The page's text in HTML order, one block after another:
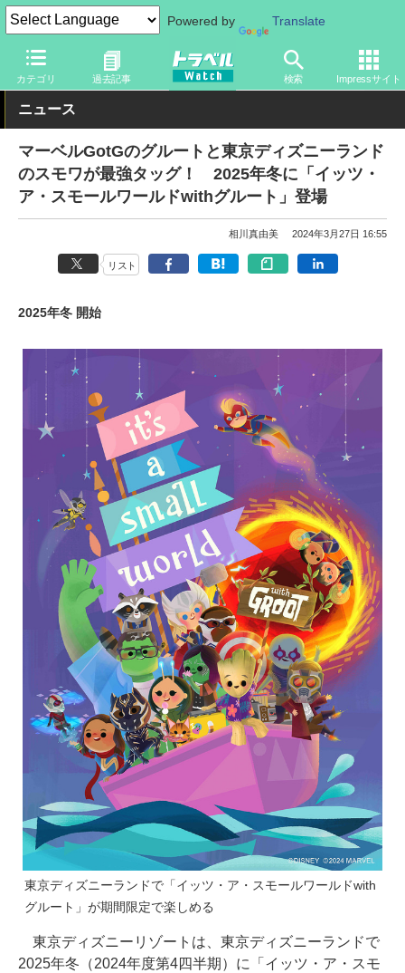
Powered by Translate
カテゴリ 過去記事 検索 Impressサイト
トラベル Watch 旅の情報 観光地 ディズニーリゾート
ニュース
マーベルGotGのグルートと東京ディズニーランド
のスモワが最強タッグ！ 2025年冬に「イッツ・
ア・スモールワールドwithグルート」登場
相川真由美 2024年3月27日 16:55
リスト
2025年冬 開始
東京ディズニーランドで「イッツ・ア・スモールワールドwith
グルート」が期間限定で楽しめる
東京ディズニーリゾートは、東京ディズニーランドで
2025年冬（2024年度第4四半期）に「イッツ・ア・スモ